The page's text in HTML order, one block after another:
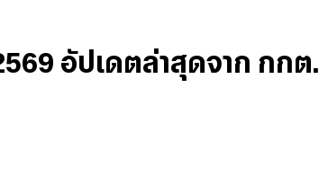
อัปเดตล่าสุดจาก กกต.